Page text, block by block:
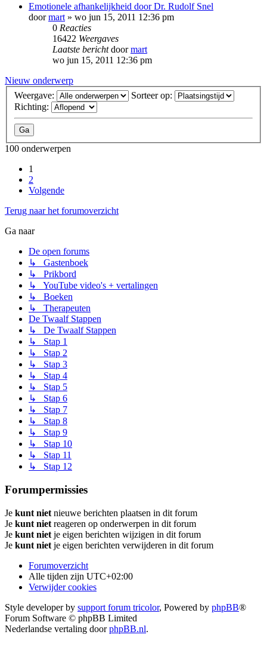
Emotionele afhankelijkheid door Dr. Rudolf Snel
doormart » wo jun 15, 2011 12:36 pm
0 Reacties
16422 Weergaves
Laatste berichtdoormart
wo jun 15, 2011 12:36 pm
Nieuw onderwerp
Weergave:
Sorteer op:
Richting:
100 onderwerpen
1
2
Volgende
Terug naar het forumoverzicht
Ga naar
De open forums
↳ Gastenboek
↳ Prikbord
↳ YouTube video's + vertalingen
↳ Boeken
↳ Therapeuten
De Twaalf Stappen
↳ De Twaalf Stappen
↳ Stap 1
↳ Stap 2
↳ Stap 3
↳ Stap 4
↳ Stap 5
↳ Stap 6
↳ Stap 7
↳ Stap 8
↳ Stap 9
↳ Stap 10
↳ Stap 11
↳ Stap 12
Forumpermissies
Je kunt niet nieuwe berichten plaatsen in dit forum
Je kunt niet reageren op onderwerpen in dit forum
Je kunt niet je eigen berichten wijzigen in dit forum
Je kunt niet je eigen berichten verwijderen in dit forum
Forumoverzicht
Alle tijden zijn UTC+02:00
Verwijder cookies
Style developer by support forum tricolor, Powered by phpBB®
Forum Software © phpBB Limited
Nederlandse vertaling doorphpBB.nl.